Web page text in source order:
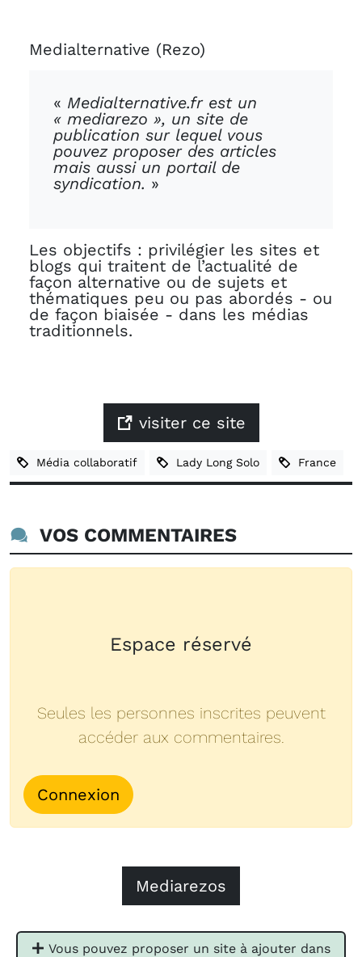
Medialternative (Rezo)
« Medialternative.fr est un
« mediarezo », un site de
publication sur lequel vous
pouvez proposer des articles
mais aussi un portail de
syndication. »
Les objectifs : privilégier les sites et
blogs qui traitent de l’actualité de
façon alternative ou de sujets et
thématiques peu ou pas abordés - ou
de façon biaisée - dans les médias
traditionnels.
visiter ce site
Média collaboratif Lady Long Solo France
VOS COMMENTAIRES
Espace réservé
Seules les personnes inscrites peuvent
accéder aux commentaires.
Connexion
Mediarezos
Vous pouvez proposer un site à ajouter dans